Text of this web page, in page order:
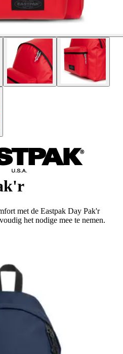
met de Eastpak Day Pak'r
het nodige mee te nemen.